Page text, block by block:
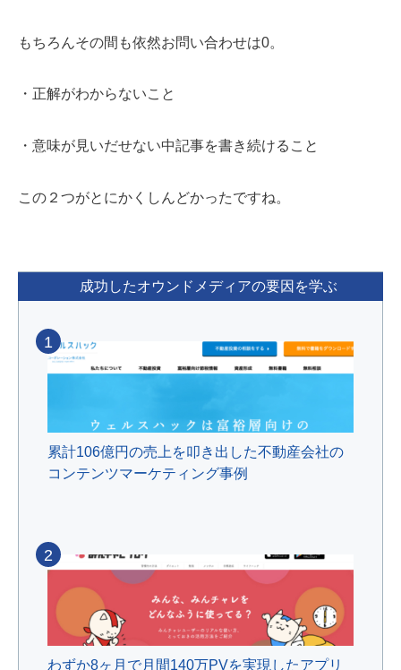
もちろんその間も依然お問い合わせは0。
・正解がわからないこと
・意味が見いだせない中記事を書き続けること
この２つがとにかくしんどかったですね。
成功したオウンドメディアの要因を学ぶ
累計106億円の売上を叩き出した不動産会社の
コンテンツマーケティング事例
1
わずか8ヶ月で月間140万PVを実現したアプリ
2